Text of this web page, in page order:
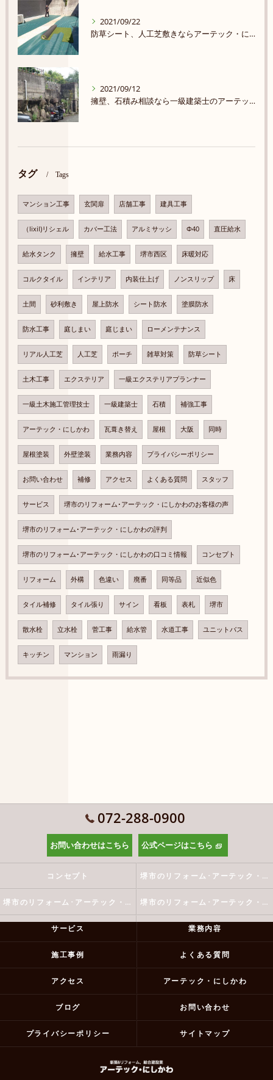
2021/09/22
防草シート、人工芝敷きならアーテック・にしかわ！★★★★★
2021/09/12
擁壁、石積み相談なら一級建築士のアーテック・にしかわまで★★★★★
タグ Tags
マンション工事 玄関扉 店舗工事 建具工事
（lixil)リシェル カバー工法 アルミサッシ Φ40 直圧給水
給水タンク 擁壁 給水工事 堺市西区 床暖対応
コルクタイル インテリア 内装仕上げ ノンスリップ 床
土間 砂利敷き 屋上防水 シート防水 塗膜防水
防水工事 庭しまい 庭じまい ローメンテナンス
リアル人工芝 人工芝 ポーチ 雑草対策 防草シート
土木工事 エクステリア 一級エクステリアプランナー
一級土木施工管理技士 一級建築士 石積 補強工事
アーテック・にしかわ 瓦葺き替え 屋根 大阪 同時
屋根塗装 外壁塗装 業務内容 プライバシーポリシー
お問い合わせ 補修 アクセス よくある質問 スタッフ
サービス 堺市のリフォーム･アーテック・にしかわのお客様の声
堺市のリフォーム･アーテック・にしかわの評判
堺市のリフォーム･アーテック・にしかわの口コミ情報 コンセプト
リフォーム 外構 色違い 廃番 同等品 近似色
タイル補修 タイル張り サイン 看板 表札 堺市
散水栓 立水栓 菅工事 給水管 水道工事 ユニットバス
キッチン マンション 雨漏り
072-288-0900
お問い合わせはこちら 公式ページはこちら
コンセプト 堺市のリフォーム･アーテック・にしかわの口コミ情報
堺市のリフォーム･アーテック・にしかわの評判 堺市のリフォーム･アーテック・にしかわのお客様の声
サービス 業務内容
施工事例 よくある質問
アクセス アーテック・にしかわ
ブログ お問い合わせ
プライバシーポリシー サイトマップ